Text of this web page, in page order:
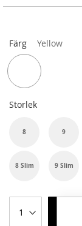
gallery
images
Färg Yellow
Storlek
8 9
8 Slim 9 Slim